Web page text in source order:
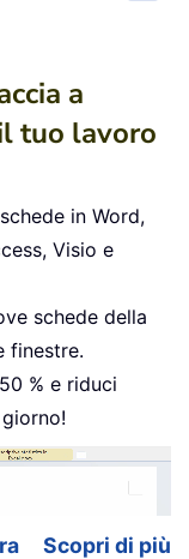
a
tuo lavoro
in Word,
Visio e
schede della
finestre.
% e riduci
Scopri di più